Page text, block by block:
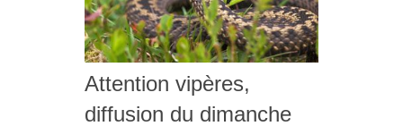
Attention vipères,
diffusion du dimanche